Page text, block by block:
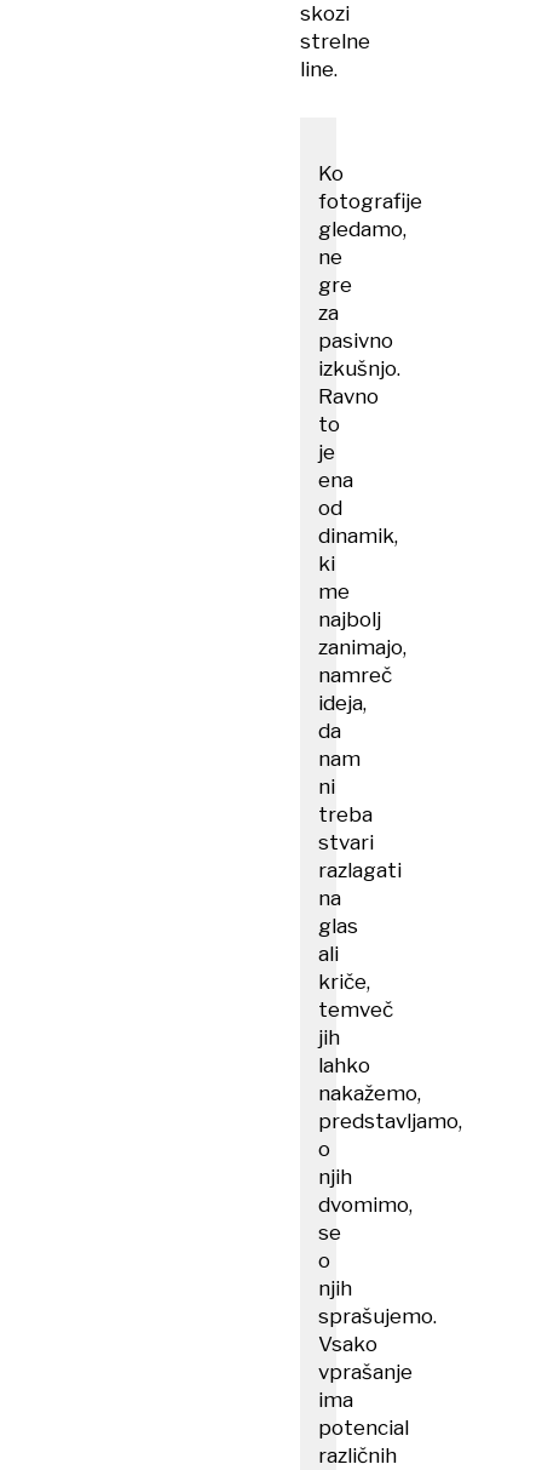
skozi
strelne
line.
Ko
fotografije
gledamo,
ne
gre
za
pasivno
izkušnjo.
Ravno
to
je
ena
od
dinamik,
ki
me
najbolj
zanimajo,
namreč
ideja,
da
nam
ni
treba
stvari
razlagati
na
glas
ali
kriče,
temveč
jih
lahko
nakažemo,
predstavljamo,
o
njih
dvomimo,
se
o
njih
sprašujemo.
Vsako
vprašanje
ima
potencial
različnih